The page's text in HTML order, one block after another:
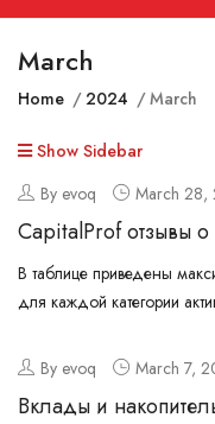
March
Home 2024 March
Show Sidebar
By evoq
March 28,
CapitalProf отзывы
слив денег
В таблице приведены
для каждой категории
By evoq March 7,
Вклады и